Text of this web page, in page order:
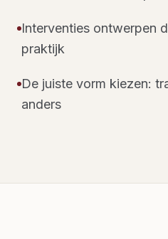
Interventies ontwerpen
praktijk
De juiste vorm kiezen:
anders